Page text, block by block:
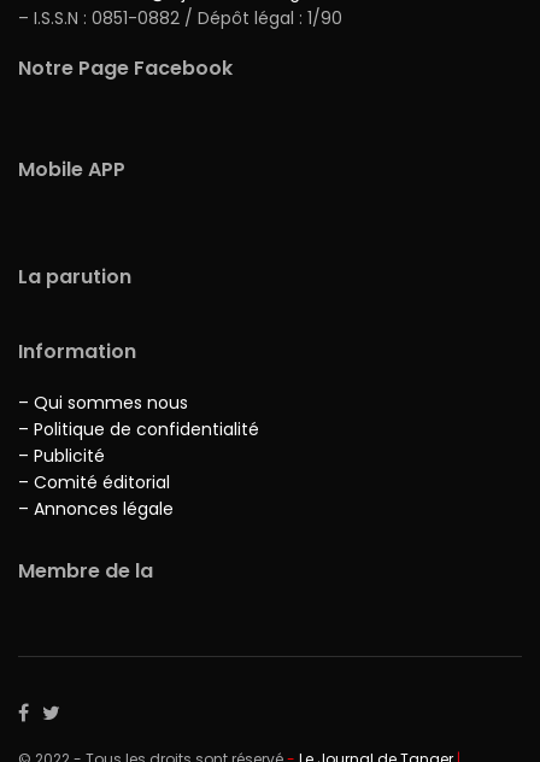
– I.S.S.N : 0851-0882 / Dépôt légal : 1/90
Notre Page Facebook
Mobile APP
La parution
Information
– Qui sommes nous
– Politique de confidentialité
– Publicité
– Comité éditorial
– Annonces légale
Membre de la